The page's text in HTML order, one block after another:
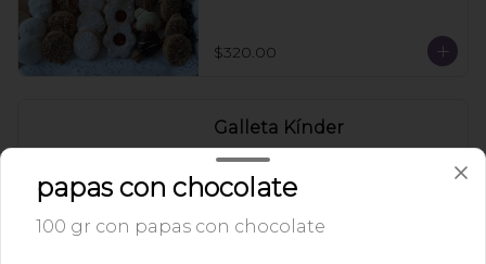
$320.00
Galleta Kínder
Galleta suave rellena y cubierta de
papas con chocolate
100 gr con papas con chocolate